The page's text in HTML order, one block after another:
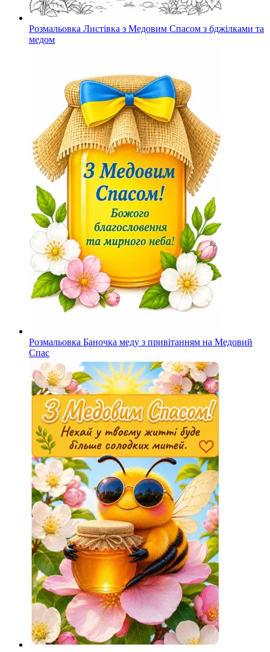
Розмальовка Листівка з Медовим Спасом з бджілками та
медом
Розмальовка Баночка меду з привітанням на Медовий
Спас